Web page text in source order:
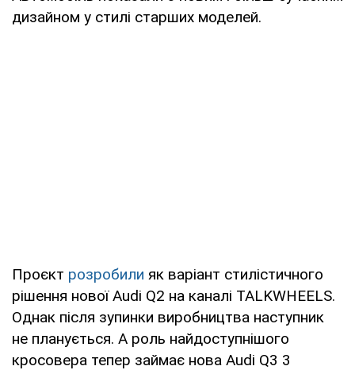
дизайном у стилі старших моделей.
Проєкт розробили як варіант стилістичного
рішення нової Audi Q2 на каналі TALKWHEELS.
Однак після зупинки виробництва наступник
не планується. А роль найдоступнішого
кросовера тепер займає нова Audi Q3 3